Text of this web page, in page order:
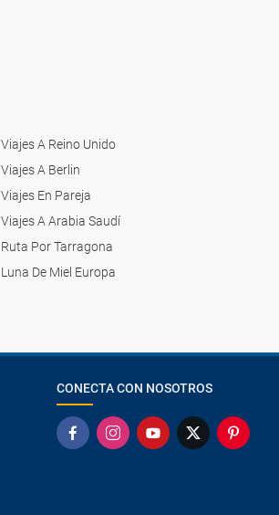
Viajes A Reino Unido
Viajes A Berlin
Viajes En Pareja
Viajes A Arabia Saudí
Ruta Por Tarragona
Luna De Miel Europa
CONECTA CON NOSOTROS